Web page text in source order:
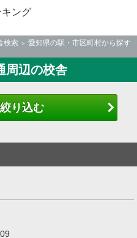
ング
検索
愛知県の駅・市区町村から探す
周辺の校舎
り込む